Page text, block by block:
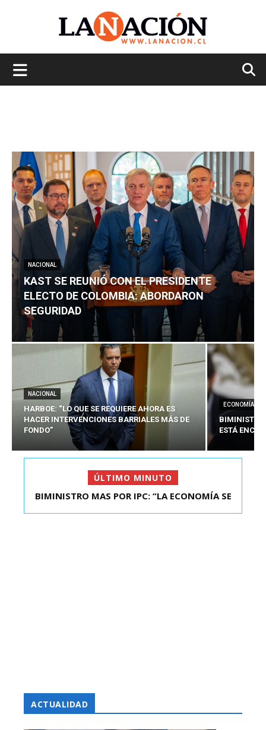
NACIONAL
KAST SE REUNIÓ CON EL PRESIDENTE
ELECTO DE COLOMBIA: ABORDARON
SEGURIDAD
NACIONAL
HARBOE: “LO QUE SE REQUIERE AHORA ES
HACER INTERVENCIONES BARRIALES MÁS DE
FONDO”
ECONOMÍA
BIMINISTRO
ESTÁ
ÚLTIMO MINUTO
KAST SE REUNIÓ CON EL PRESIDENTE ELECTO DE
BIMINISTRO MAS POR IPC: “LA ECONOMÍA SE
ACTUALIDAD